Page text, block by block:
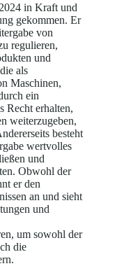
in Kraft und
gekommen. Er
von
regulieren,
und
als
Maschinen,
ein
Recht erhalten,
weiterzugeben,
besteht
wertvolles
und
Obwohl der
er den
an und sieht
und
um sowohl der
die